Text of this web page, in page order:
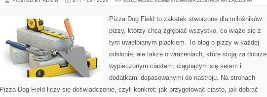
Pizza Dog Field to zakątek stworzone dla miłośników
pizzy, którzy chcą zgłębiać wszystko, co wiąże się z
tym uwielbianym plackiem. To blog o pizzy w każdej
odsłonie, ale także o wrażeniach, które stoją za dobrze
wypieczonym ciastem, ciągnącym się serem i
dodatkami dopasowanymi do nastroju. Na stronach
Pizza Dog Field liczy się doświadczenie, czyli konkret: jak przygotować ciasto, jak dobrać